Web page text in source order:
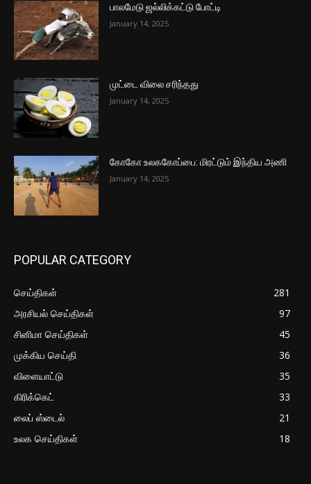
பாலமேடு ஜல்லிக்கட்டு போட்டி
January 14, 2025
முட்டை விலை சரிந்தது
January 14, 2025
கோகோ உலககோப்பை: மிரட்டும் இந்திய அணி
January 14, 2025
POPULAR CATEGORY
செய்திகள்
281
அரசியல் செய்திகள்
97
சினிமா செய்திகள்
45
முக்கிய செய்தி
36
விளையாட்டு
35
கிரிக்கெட்
33
லைப் ஸ்டைல்
21
உலக செய்திகள்
18